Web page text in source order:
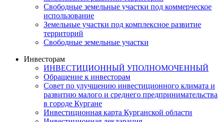
Свободные земельные участки под коммерческое
использование
Земельные участки под комплексное развитие
территорий
Свободные земельные участки
Инвесторам
ИНВЕСТИЦИОННЫЙ УПОЛНОМОЧЕННЫЙ
Обращение к инвесторам
Совет по улучшению инвестиционного климата и
развитию малого и среднего предпринимательства
в городе Кургане
Инвестиционная карта Курганской области